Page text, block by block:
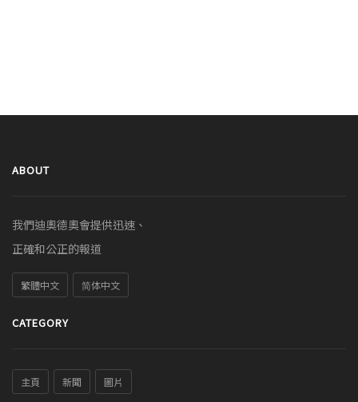
ABOUT
我們迪奧德奧會提供迅速、
正確和公正的報道
繁體中文 简体中文
CATEGORY
主頁 新聞 圖片